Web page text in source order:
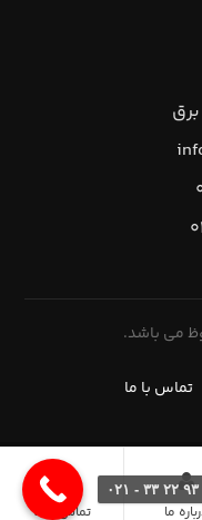
برق
می باشد.
تماس با ما
ما تماس با ما